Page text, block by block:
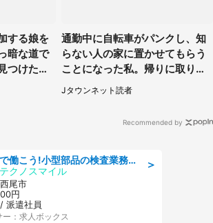
する娘を
暗な道で
つけた民
住人の男
通勤中に自転車がパンクし、知
らない人の家に置かせてもらう
ことになった私。帰りに取りに
行くと、なんと...（東京都・40
代女性）
Jタウンネット読者
Recommended by
＞
デンソーで働こう!小型部品の検査業務 denso aichi
クノスマイル
尾市
円
派遣社員
ー：求人ボックス